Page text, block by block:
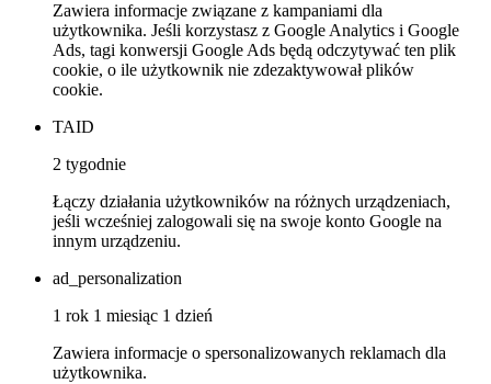
Zawiera informacje związane z kampaniami dla
użytkownika. Jeśli korzystasz z Google Analytics i Google
Ads, tagi konwersji Google Ads będą odczytywać ten plik
cookie, o ile użytkownik nie zdezaktywował plików
cookie.
TAID
2 tygodnie
Łączy działania użytkowników na różnych urządzeniach,
jeśli wcześniej zalogowali się na swoje konto Google na
innym urządzeniu.
ad_personalization
1 rok 1 miesiąc 1 dzień
Zawiera informacje o spersonalizowanych reklamach dla
użytkownika.